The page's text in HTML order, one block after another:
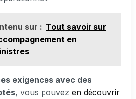
sur : Tout savoir sur
en
exigences avec des
, vous pouvez en découvrir